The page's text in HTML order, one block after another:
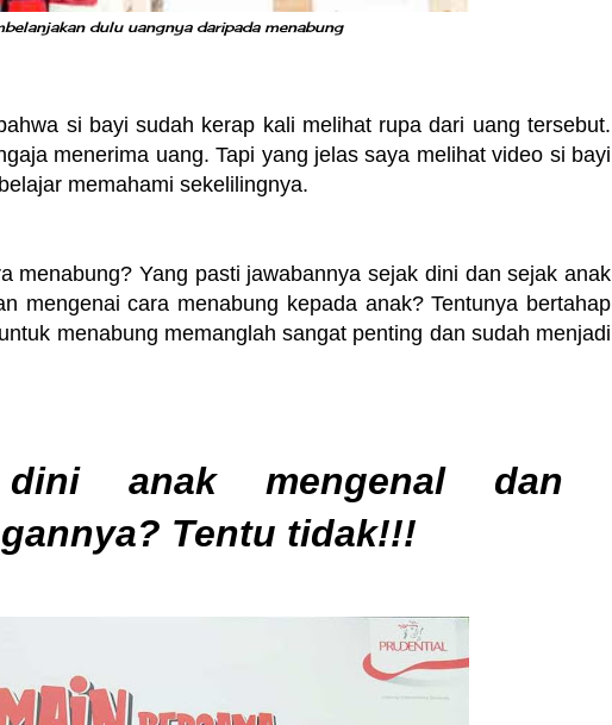
dulu uangnya daripada menabung
si bayi sudah kerap kali melihat rupa dari uang tersebut.
menerima uang. Tapi yang jelas saya melihat video si bayi
memahami sekelilingnya.
menabung? Yang pasti jawabannya sejak dini dan sejak anak
mengenai cara menabung kepada anak? Tentunya bertahap
menabung memanglah sangat penting dan sudah menjadi
anak mengenal dan
Tentu tidak!!!